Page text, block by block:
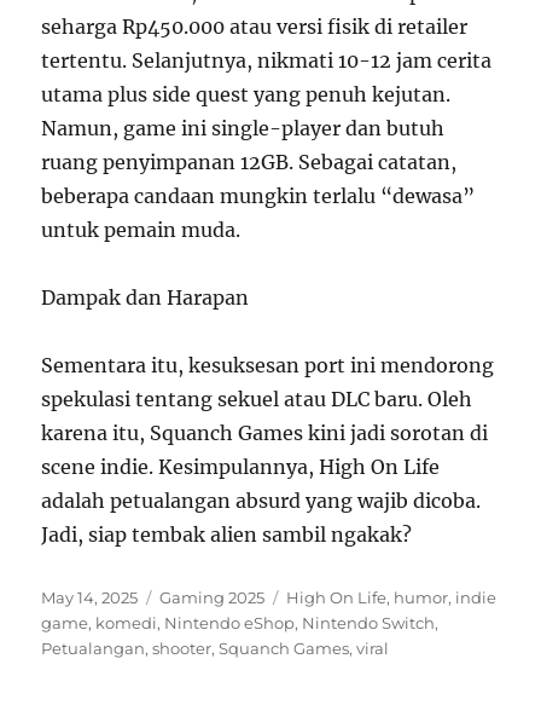
seharga Rp450.000 atau versi fisik di retailer
tertentu. Selanjutnya, nikmati 10-12 jam cerita
utama plus side quest yang penuh kejutan.
Namun, game ini single-player dan butuh
ruang penyimpanan 12GB. Sebagai catatan,
beberapa candaan mungkin terlalu “dewasa”
untuk pemain muda.
Dampak dan Harapan
Sementara itu, kesuksesan port ini mendorong
spekulasi tentang sekuel atau DLC baru. Oleh
karena itu, Squanch Games kini jadi sorotan di
scene indie. Kesimpulannya, High On Life
adalah petualangan absurd yang wajib dicoba.
Jadi, siap tembak alien sambil ngakak?
Posted
on
May 14, 2025 Categories
Gaming 2025 Tags
High On Life, humor, indie
game, komedi, Nintendo eShop, Nintendo Switch,
Petualangan,shooter,Squanch Games,viral